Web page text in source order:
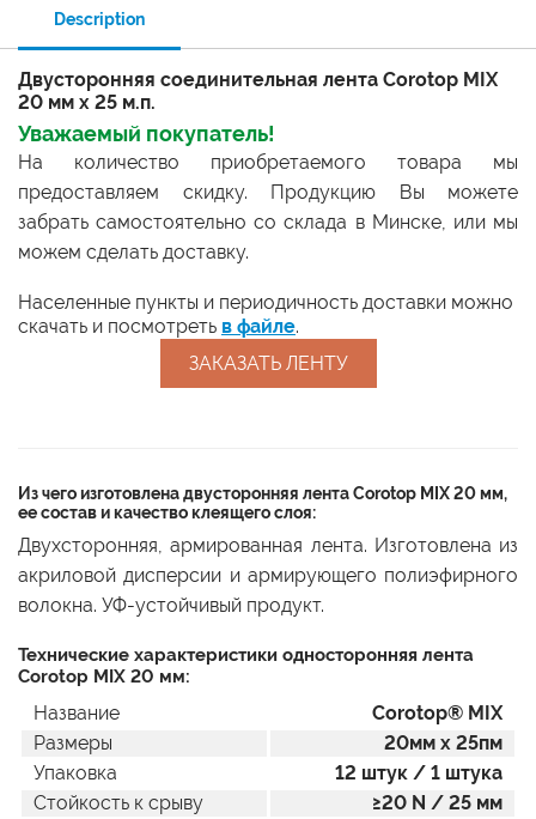
Description
Двусторонняя соединительная лента Corotop MIX
20 мм х 25 м.п.
Уважаемый покупатель!
На количество приобретаемого товара мы
предоставляем скидку. Продукцию Вы можете
забрать самостоятельно со склада в Минске, или мы
можем сделать доставку.
Населенные пункты и периодичность доставки можно
скачать и посмотреть в файле.
ЗАКАЗАТЬ ЛЕНТУ
Из чего изготовлена двусторонняя лента Corotop MIX 20 мм,
ее состав и качество клеящего слоя:
Двухсторонняя, армированная лента. Изготовлена из
акриловой дисперсии и армирующего полиэфирного
волокна. УФ-устойчивый продукт.
Технические характеристики односторонняя лента
Corotop MIX 20 мм:
Название
Corotop® MIX
Размеры
20мм x 25пм
Упаковка
12 штук / 1 штука
Стойкость к срыву
≥20 N / 25 мм